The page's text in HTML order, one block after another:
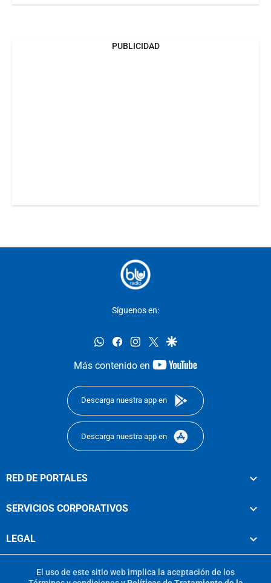
PUBLICIDAD
Síguenos en:
whatsappfacebookinstagram
twittergoogle
Más contenido en
youtube-
Descarga nuestra app en
Descarga nuestra app en
RED DE PORTALES
SERVICIOS CORPORATIVOS
LEGAL
El uso de este sitio web implica la aceptación de los